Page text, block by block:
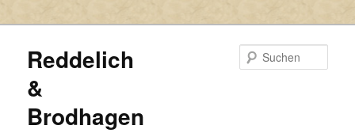
Reddelich
&
Brodhagen